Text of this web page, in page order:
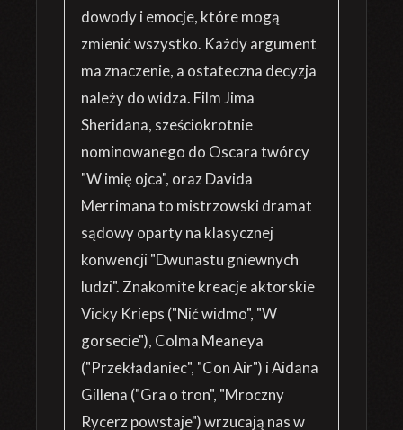
dowody i emocje, które mogą
zmienić wszystko. Każdy argument
ma znaczenie, a ostateczna decyzja
należy do widza. Film Jima
Sheridana, sześciokrotnie
nominowanego do Oscara twórcy
"W imię ojca", oraz Davida
Merrimana to mistrzowski dramat
sądowy oparty na klasycznej
konwencji "Dwunastu gniewnych
ludzi". Znakomite kreacje aktorskie
Vicky Krieps ("Nić widmo", "W
gorsecie"), Colma Meaneya
("Przekładaniec", "Con Air") i Aidana
Gillena ("Gra o tron", "Mroczny
Rycerz powstaje") wrzucają nas w